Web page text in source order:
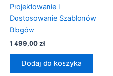
Projektowanie i
Dostosowanie Szablonów
Blogów
1 499,00zł
Dodaj do koszyka